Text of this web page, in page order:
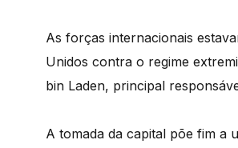
As forças internacionais
Unidos contra o regime
bin Laden, principal
A tomada da capital põe fim a